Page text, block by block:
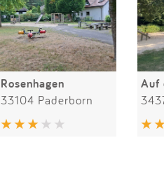
Rosenhagen
33104 Paderborn
Auf